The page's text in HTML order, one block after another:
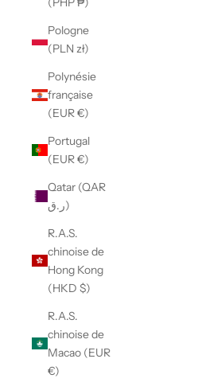
Pologne
(PLN zł)
Polynésie
française
(EUR €)
Portugal
(EUR €)
Qatar (QAR
ر.ق)
R.A.S.
chinoise de
Hong Kong
(HKD $)
R.A.S.
chinoise de
Macao (EUR
€)